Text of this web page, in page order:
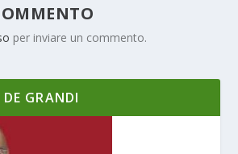
per inviare un commento.
GRANDI